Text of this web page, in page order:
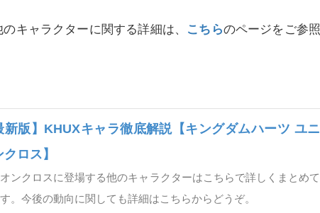
キャラクターに関する詳細は、 こちらのページをご参照
新版】KHUXキャラ徹底解説【キングダムハーツ ユニ
ロス】
ンクロスに登場する他のキャラクターはこちらで詳しくまとめて
。今後の動向に関しても詳細はこちらからどうぞ。